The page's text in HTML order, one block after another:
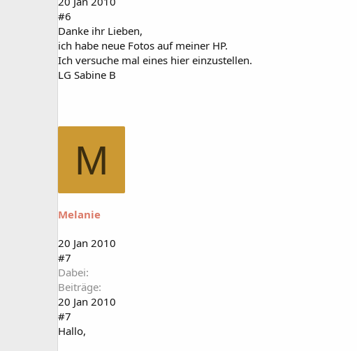
#6
Danke ihr Lieben,
ich habe neue Fotos auf meiner HP.
Ich versuche mal eines hier einzustellen.
LG Sabine B
M
Melanie
20 Jan 2010
#7
Dabei
Beiträge
20 Jan 2010
#7
Hallo,